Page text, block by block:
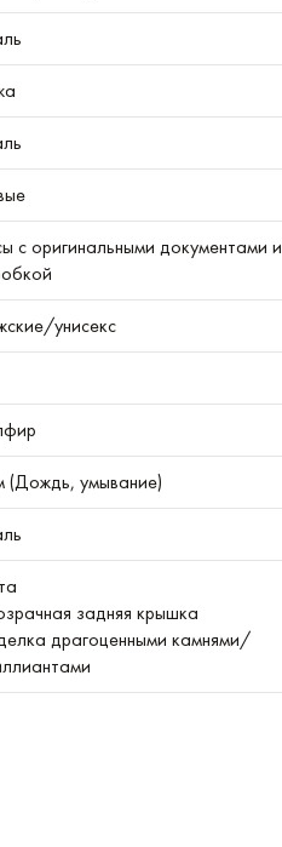
с оригинальными документами и
унисекс
(Дождь, умывание)
задняя крышка
драгоценными камнями/